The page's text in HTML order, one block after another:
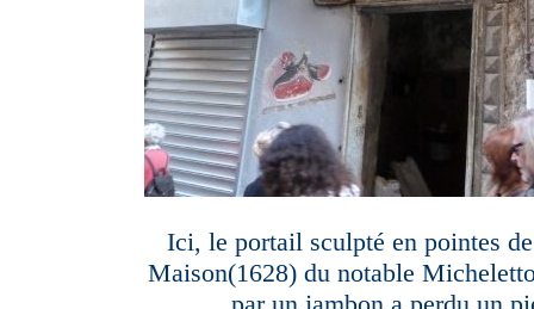
Ici, le portail sculpté en pointes
Maison(1628) du notable